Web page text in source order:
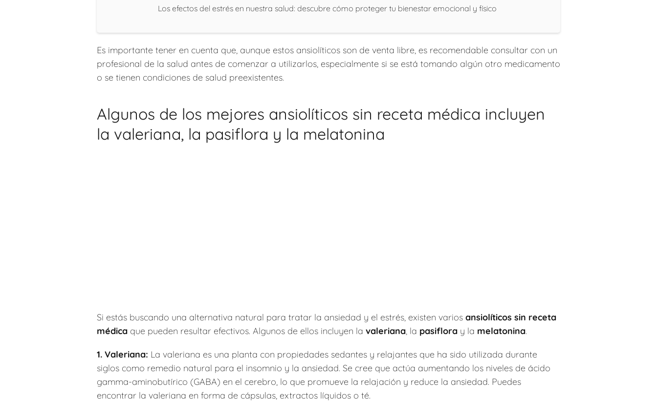
Los efectos del estrés en nuestra salud: descubre cómo proteger tu bienestar emocional y físico
Es importante tener en cuenta que, aunque estos ansiolíticos son de venta libre, es recomendable consultar con un
profesional de la salud antes de comenzar a utilizarlos, especialmente si se está tomando algún otro medicamento
o se tienen condiciones de salud preexistentes.
Algunos de los mejores ansiolíticos sin receta médica incluyen
la valeriana, la pasiflora y la melatonina
Si estás buscando una alternativa natural para tratar la ansiedad y el estrés, existen varios ansiolíticos sin receta
médica que pueden resultar efectivos. Algunos de ellos incluyen la valeriana, la pasiflora y la melatonina.
1. Valeriana: La valeriana es una planta con propiedades sedantes y relajantes que ha sido utilizada durante
siglos como remedio natural para el insomnio y la ansiedad. Se cree que actúa aumentando los niveles de ácido
gamma-aminobutírico (GABA) en el cerebro, lo que promueve la relajación y reduce la ansiedad. Puedes
encontrar la valeriana en forma de cápsulas, extractos líquidos o té.